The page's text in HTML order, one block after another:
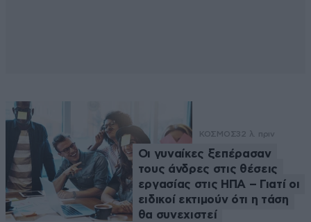
ΚΟΣΜΟΣ32 λ. πριν
Οι γυναίκες ξεπέρασαν
τους άνδρες στις θέσεις
εργασίας στις ΗΠΑ – Γιατί οι
ειδικοί εκτιμούν ότι η τάση
θα συνεχιστεί